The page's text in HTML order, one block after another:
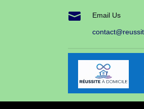
 Email Us